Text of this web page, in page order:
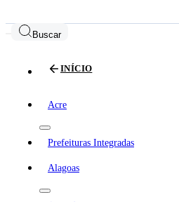
Buscar
INÍCIO
Acre
Prefeituras Integradas
Alagoas